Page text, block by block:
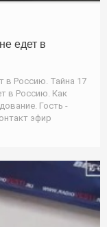
едет в
в Россию. Тайна 17
в Россию. Как
Гость -
эфир